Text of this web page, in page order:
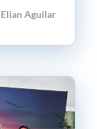
Elian Aguilar